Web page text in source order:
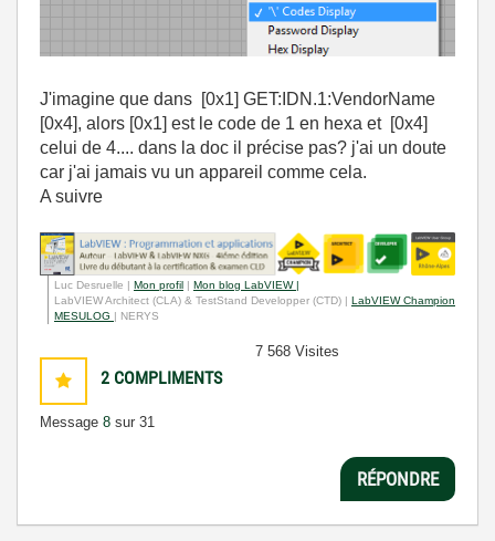
J'imagine que dans [0x1] GET:IDN.1:VendorName
[0x4], alors [0x1] est le code de 1 en hexa et [0x4]
celui de 4.... dans la doc il précise pas? j'ai un doute
car j'ai jamais vu un appareil comme cela.
A suivre
Luc Desruelle | Mon profil
Mon blog LabVIEW |
LabVIEW Architect (CLA) & TestStand Developper (CTD) | LabVIEW Champion
MESULOG
| NERYS
2 COMPLIMENTS
Message 8 sur 31
7 568 Visites
RÉPONDRE